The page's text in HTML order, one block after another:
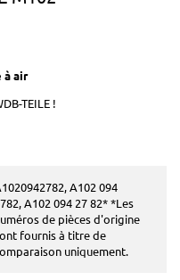
à air
TEILE !
A102 094
A102 094 27 82* *Les
de pièces d'origine
fournis à titre de
uniquement.